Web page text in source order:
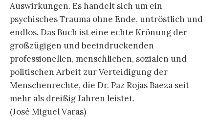
Auswirkungen. Es handelt sich um ein
psychisches Trauma ohne Ende, untröstlich und
endlos. Das Buch ist eine echte Krönung der
großzügigen und beeindruckenden
professionellen, menschlichen, sozialen und
politischen Arbeit zur Verteidigung der
Menschenrechte, die Dr. Paz Rojas Baeza seit
mehr als dreißig Jahren leistet.
(José Miguel Varas)